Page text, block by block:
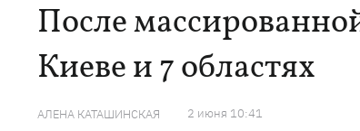
После
Киеве и 7 областях
АЛЕНА КАТАШИНСКАЯ 2 июня 10:41